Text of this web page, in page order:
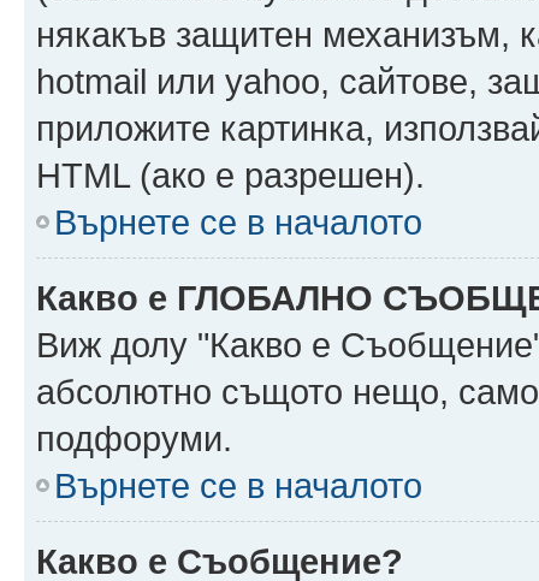
някакъв защитен механизъм,
hotmail или yahoo, сайтове,
приложите картинка,
HTML (ако е разрешен).
Върнете се в началото
Какво е ГЛОБАЛНО
Виж долу "Какво е
абсолютно същото нещо,
подфоруми.
Върнете се в началото
Какво е Съобщение?